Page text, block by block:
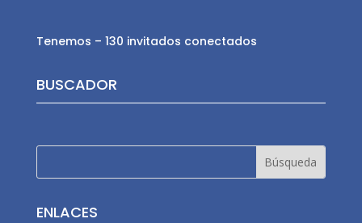
Tenemos – 130 invitados conectados
BUSCADOR
ENLACES